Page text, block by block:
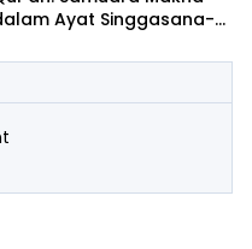
Ayat Singgasana-